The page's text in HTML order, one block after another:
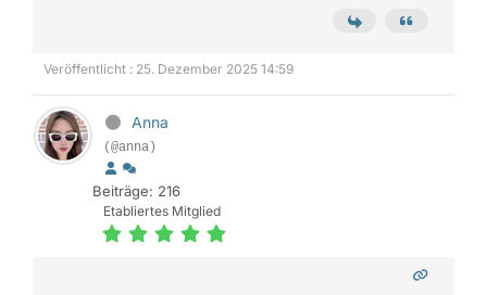
Veröffentlicht : 25. Dezember 2025 14:59
Anna
(@anna)
Beiträge: 216
Etabliertes Mitglied